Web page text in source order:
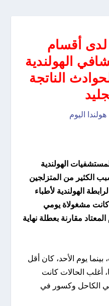
لدى أقسام
الهولندية
الناتجة
هولندا اليوم
الهولندية
الكثير من المتزلجين
الهولندية لأطباء
مشغولاة يومي
مقارنة بعطلة نهاية
يوم الأحد، كان أقل
أغلب الحالات كانت
الكاحل وكسور في